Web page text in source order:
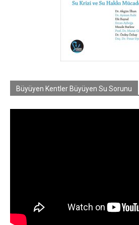
Büyüyen Kentler Büyüyen Su Sorunu